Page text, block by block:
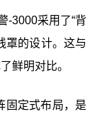
-3000采用了“背
罩的设计。这与
鲜明对比。
固定式布局，是